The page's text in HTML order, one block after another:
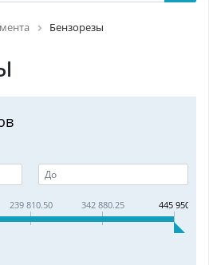
Бензорезы
239 810.50 342 880.25 445 950